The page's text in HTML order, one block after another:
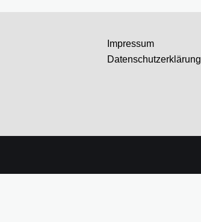
Impressum
Datenschutzerklärung